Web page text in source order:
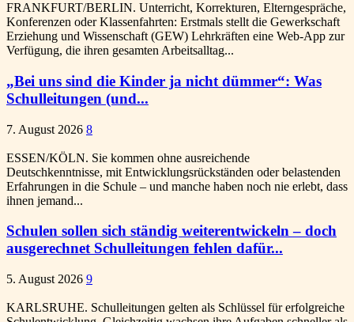
FRANKFURT/BERLIN. Unterricht, Korrekturen, Elterngespräche,
Konferenzen oder Klassenfahrten: Erstmals stellt die Gewerkschaft
Erziehung und Wissenschaft (GEW) Lehrkräften eine Web-App zur
Verfügung, die ihren gesamten Arbeitsalltag...
„Bei uns sind die Kinder ja nicht dümmer“: Was
Schulleitungen (und...
7. August 2026 8
ESSEN/KÖLN. Sie kommen ohne ausreichende
Deutschkenntnisse, mit Entwicklungsrückständen oder belastenden
Erfahrungen in die Schule – und manche haben noch nie erlebt, dass
ihnen jemand...
Schulen sollen sich ständig weiterentwickeln – doch
ausgerechnet Schulleitungen fehlen dafür...
5. August 2026 9
KARLSRUHE. Schulleitungen gelten als Schlüssel für erfolgreiche